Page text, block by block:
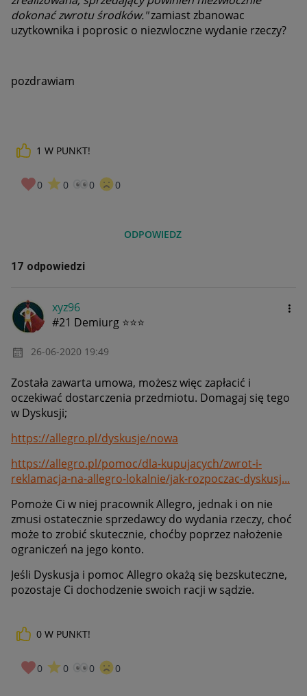
dokonać zwrotu środków."zamiast zbanowac
uzytkownika i poprosic o niezwloczne wydanie rzeczy?
pozdrawiam
1 W PUNKT!
0 0 0 0
ODPOWIEDZ
17 odpowiedzi
xyz96
#21 Demiurg ⭐⭐⭐
‎26-06-2020 19:49
Została zawarta umowa, możesz więc zapłacić i
oczekiwać dostarczenia przedmiotu. Domagaj się tego
w Dyskusji;
https://allegro.pl/dyskusje/nowa
https://allegro.pl/pomoc/dla-kupujacych/zwrot-i-
reklamacja-na-allegro-lokalnie/jak-rozpoczac-dyskusj...
Pomoże Ci w niej pracownik Allegro, jednak i on nie
zmusi ostatecznie sprzedawcy do wydania rzeczy, choć
może to zrobić skutecznie, choćby poprzez nałożenie
ograniczeń na jego konto.
Jeśli Dyskusja i pomoc Allegro okażą się bezskuteczne,
pozostaje Ci dochodzenie swoich racji w sądzie.
0 W PUNKT!
0 0 0 0